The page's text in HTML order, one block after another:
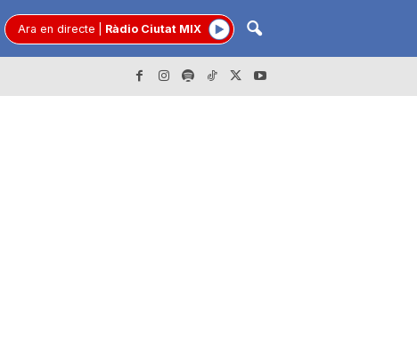
Ara en directe Ràdio Ciutat MIX